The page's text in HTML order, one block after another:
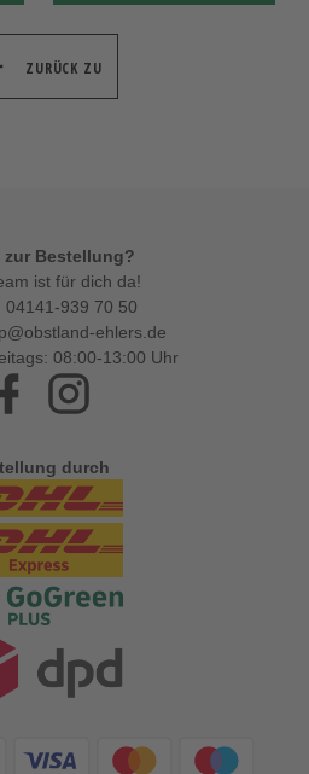
ZURÜCK ZU
zur Bestellung?
ist für dich da!
04141-939 70 50
ehlers.de
08:00-13:00 Uhr
Facebook
durch
Zahlungsarten